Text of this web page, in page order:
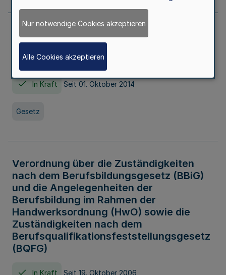
Gesetz über die Hochschulen des Landes
Nordrhein-Westfalen (Hochschulgesetz -
HG)
In Kraft Seit 01. Oktober 2014
Gesetz
Verordnung über die Zuständigkeiten
nach dem Berufsbildungsgesetz (BBiG)
und die Angelegenheiten der
Berufsbildung im Rahmen der
Handwerksordnung (HwO) sowie die
Zuständigkeiten nach dem
Berufsqualifikationsfeststellungsgesetz
(BQFG)
In Kraft Seit 19. Oktober 2006
Nur notwendige Cookies akzeptieren
Alle Cookies akzeptieren